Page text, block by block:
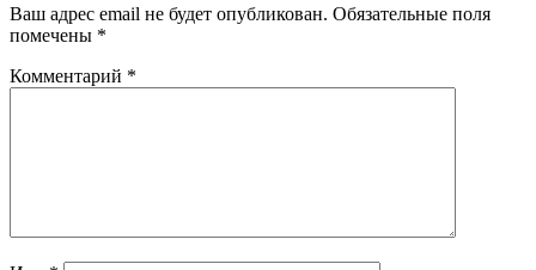
Ваш адрес email не будет опубликован. Обязательные поля
помечены *
Комментарий *